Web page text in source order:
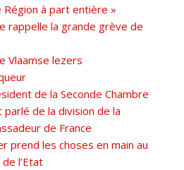
à part entière »
rappelle la grande grève de
Vlaamse lezers
de la Seconde Chambre
de la division de la
de France
prend les choses en main au
l’Etat